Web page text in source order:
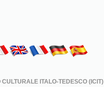
CULTURALE ITALO-TEDESCO (ICIT)